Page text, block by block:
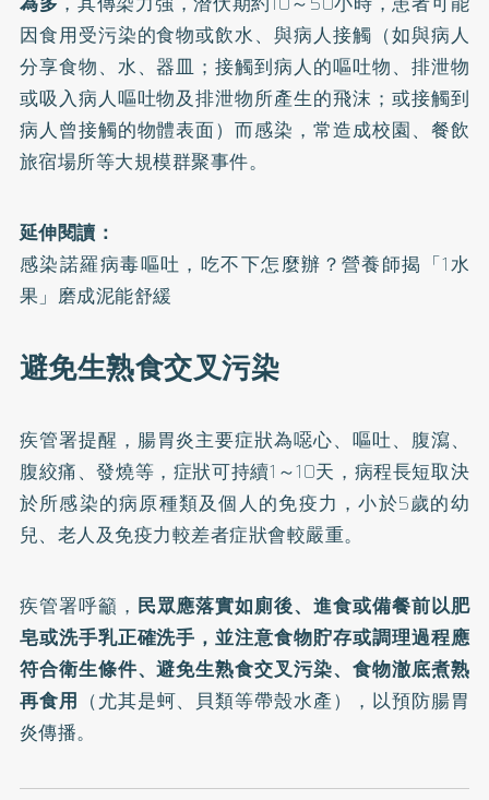
因食用受污染的食物或飲水、與病人接觸（如與病人
分享食物、水、器皿；接觸到病人的嘔吐物、排泄物
或吸入病人嘔吐物及排泄物所產生的飛沫；或接觸到
病人曾接觸的物體表面）而感染，常造成校園、餐飲
旅宿場所等大規模群聚事件。
延伸閱讀：
感染諾羅病毒嘔吐，吃不下怎麼辦？營養師揭「1水
果」磨成泥能舒緩
避免生熟食交叉污染
疾管署提醒， 腸胃炎主要症狀為噁心、嘔吐、腹瀉、
腹絞痛、發燒等，症狀可持續1～10天，病程長短取決
於所感染的病原種類及個人的免疫力，小於5歲的幼
兒、老人及免疫力較差者症狀會較嚴重。
疾管署呼籲， 民眾應落實如廁後、進食或備餐前以肥
皂或洗手乳正確洗手，並注意食物貯存或調理過程應
符合衛生條件、避免生熟食交叉污染、食物澈底煮熟
再食用 （尤其是蚵、貝類等帶殼水產），以預防腸胃
炎傳播。